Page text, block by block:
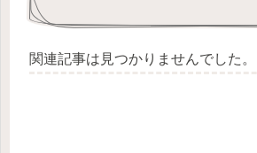
関連記事は見つかりませんでした。